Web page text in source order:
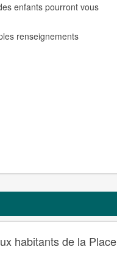
enfants pourront vous
renseignements
habitants de la Place